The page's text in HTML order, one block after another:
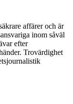
affärer och är
inom såväl
efter
Trovärdighet